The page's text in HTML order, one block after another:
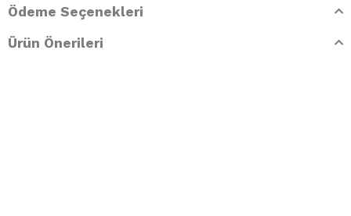
- Lekelerin çözücülerle giderilmesine izin verilmez
- Tamburlu kurutma yapılmaz.
Ödeme Seçenekleri
Ürün Önerileri